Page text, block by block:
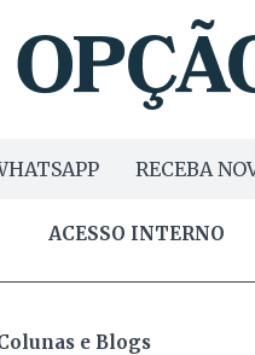
RECEBA
ACESSO INTERNO
e Blogs